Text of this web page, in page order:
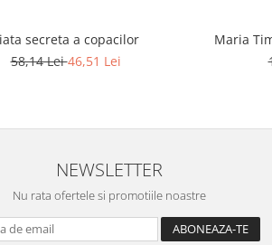
secreta a copacilor
58,14 Lei46,51 Lei
Maria
NEWSLETTER
Nu rata ofertele si promotiile noastre